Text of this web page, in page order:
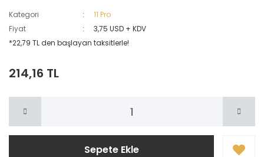
Kategori
11 Pro
Fiyat
3,75 USD + KDV
*22,79 TL den başlayan taksitlerle!
214,16 TL
Sepete Ekle